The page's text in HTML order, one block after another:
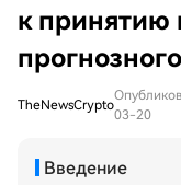
к принятию
TheNewsCrypto
03-20
Введение